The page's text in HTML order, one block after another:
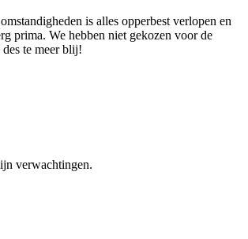
is alles opperbest verlopen en
prima. We hebben niet gekozen voor de
te meer blij!
verwachtingen.